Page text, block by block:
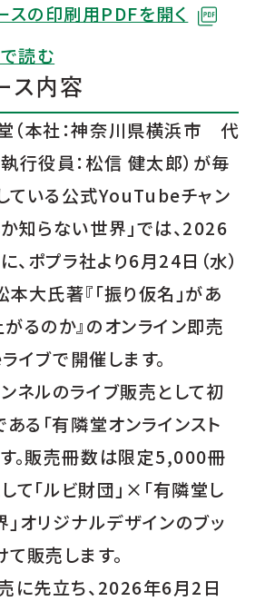
スの印刷用PDFを開く
読む
ス内容
（本社：神奈川県横浜市 代
行役員：松信 健太郎）が毎
ている公式YouTubeチャン
知らない世界」では、2026
、ポプラ社より6月24日（水）
大氏著『「振り仮名」があ
るのか』のオンライン即売
イブで開催します。
ネルのライブ販売として初
る「有隣堂オンラインスト
す。販売冊数は限定5,000冊
て「ルビ財団」×「有隣堂し
オリジナルデザインのブッ
販売します。
に先立ち、2026年6月2日